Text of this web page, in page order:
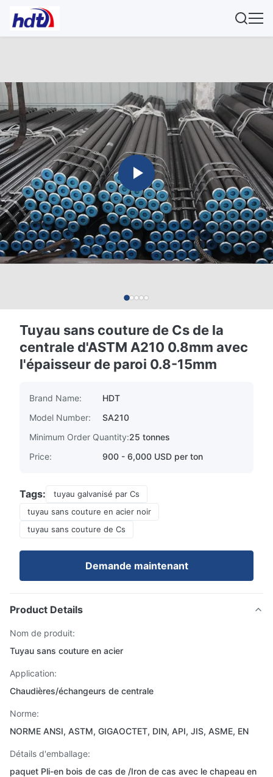
Tuyau sans couture de Cs de la
centrale d'ASTM A210 0.8mm avec
l'épaisseur de paroi 0.8-15mm
Brand Name:
HDT
Model Number:
SA210
Minimum Order Quantity:25 tonnes
Price:
900 - 6,000 USD per ton
Tags:
tuyau galvanisé par Cs
tuyau sans couture en acier noir
tuyau sans couture de Cs
Demande maintenant
Product Details
Nom de produit:
Tuyau sans couture en acier
Application:
Chaudières/échangeurs de centrale
Norme:
NORME ANSI, ASTM, GIGAOCTET, DIN, API, JIS, ASME, EN
Détails d'emballage:
paquet Pli-en bois de cas de /Iron de cas avec le chapeau en